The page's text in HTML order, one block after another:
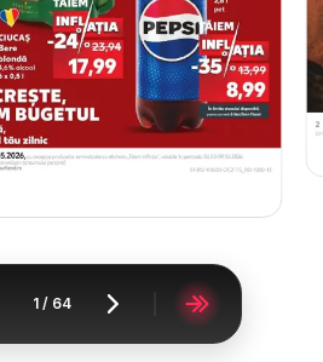
1 / 64